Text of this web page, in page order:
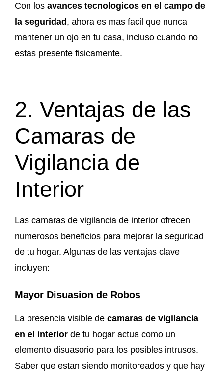
Con los avances tecnologicos en el campo de
la seguridad, ahora es mas facil que nunca
mantener un ojo en tu casa, incluso cuando no
estas presente fisicamente.
2. Ventajas de las
Camaras de
Vigilancia de
Interior
Las camaras de vigilancia de interior ofrecen
numerosos beneficios para mejorar la seguridad
de tu hogar. Algunas de las ventajas clave
incluyen:
Mayor Disuasion de Robos
La presencia visible de camaras de vigilancia
en el interior de tu hogar actua como un
elemento disuasorio para los posibles intrusos.
Saber que estan siendo monitoreados y que hay